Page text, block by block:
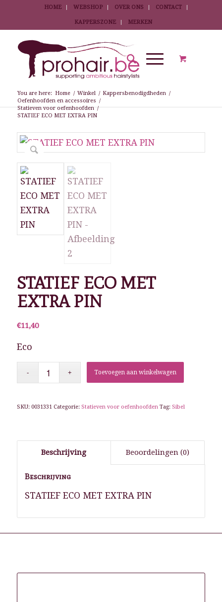
HOME WEBSHOP OVER ONS CONTACT
KAPPERSZONE MERKEN
You are here: Home / Winkel / Kappersbenodigdheden /
Oefenhoofden en accessoires /
Statieven voor oefenhoofden /
STATIEF ECO MET EXTRA PIN
STATIEF ECO MET
EXTRA PIN
€11,40
Eco
Toevoegen aan winkelwagen
SKU: 0031331 Categorie: Statieven voor oefenhoofden Tag: Sibel
Beschrijving Beoordelingen (0)
Beschrijving
STATIEF ECO MET EXTRA PIN